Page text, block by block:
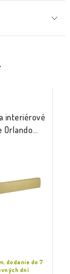
interiérové
Orlando
dodanie do 7
dní